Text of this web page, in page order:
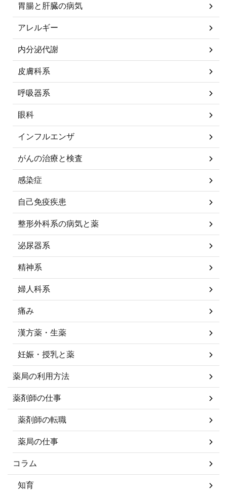
胃腸と肝臓の病気
アレルギー
内分泌代謝
皮膚科系
呼吸器系
眼科
インフルエンザ
がんの治療と検査
感染症
自己免疫疾患
整形外科系の病気と薬
泌尿器系
精神系
婦人科系
痛み
漢方薬・生薬
妊娠・授乳と薬
薬局の利用方法
薬剤師の仕事
薬剤師の転職
薬局の仕事
コラム
知育